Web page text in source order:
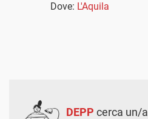
Dove: L'Aquila
DEPP cerca un/a